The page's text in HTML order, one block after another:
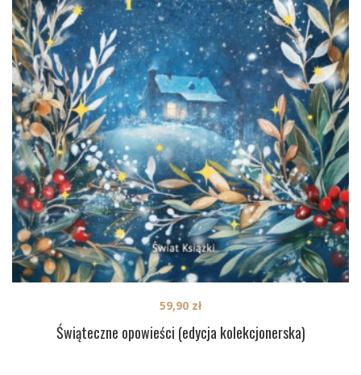
Świąteczne opowieści (edycja kolekcjonerska)
59,90 zł